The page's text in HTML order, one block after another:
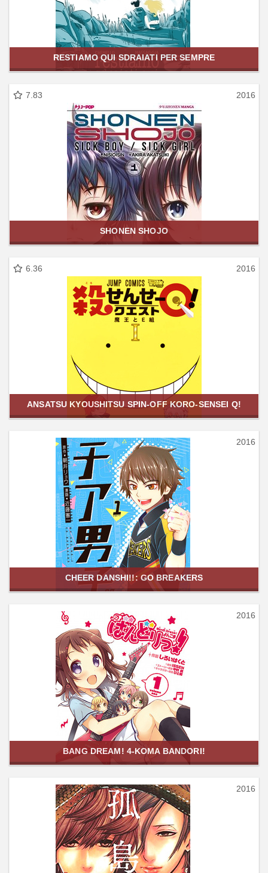
RESTIAMO QUI SDRAIATI PER SEMPRE
7.83 2016
SHONEN SHOJO
6.36 2016
ANSATSU KYOUSHITSU SPIN-OFF KORO-SENSEI Q!
2016
CHEER DANSHI!!: GO BREAKERS
2016
BANG DREAM! 4-KOMA BANDORI!
2016